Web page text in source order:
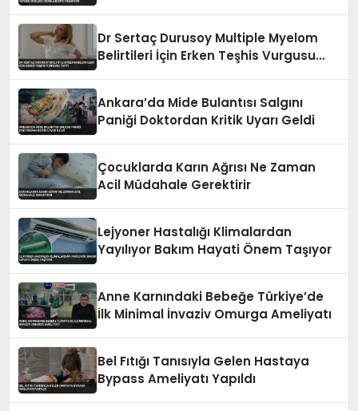
Dr Sertaç Durusoy Multiple Myelom
Belirtileri İçin Erken Teşhis Vurgusu
Ankara’da Mide Bulantısı Salgını
Paniği Doktordan Kritik Uyarı Geldi
Çocuklarda Karın Ağrısı Ne Zaman
Acil Müdahale Gerektirir
Lejyoner Hastalığı Klimalardan
Yayılıyor Bakım Hayati Önem Taşıyor
Anne Karnındaki Bebeğe Türkiye’de
İlk Minimal İnvaziv Omurga Ameliyatı
Bel Fıtığı Tanısıyla Gelen Hastaya
Bypass Ameliyatı Yapıldı